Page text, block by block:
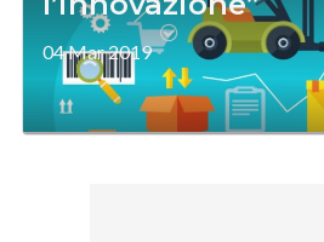
04 Mar 2019